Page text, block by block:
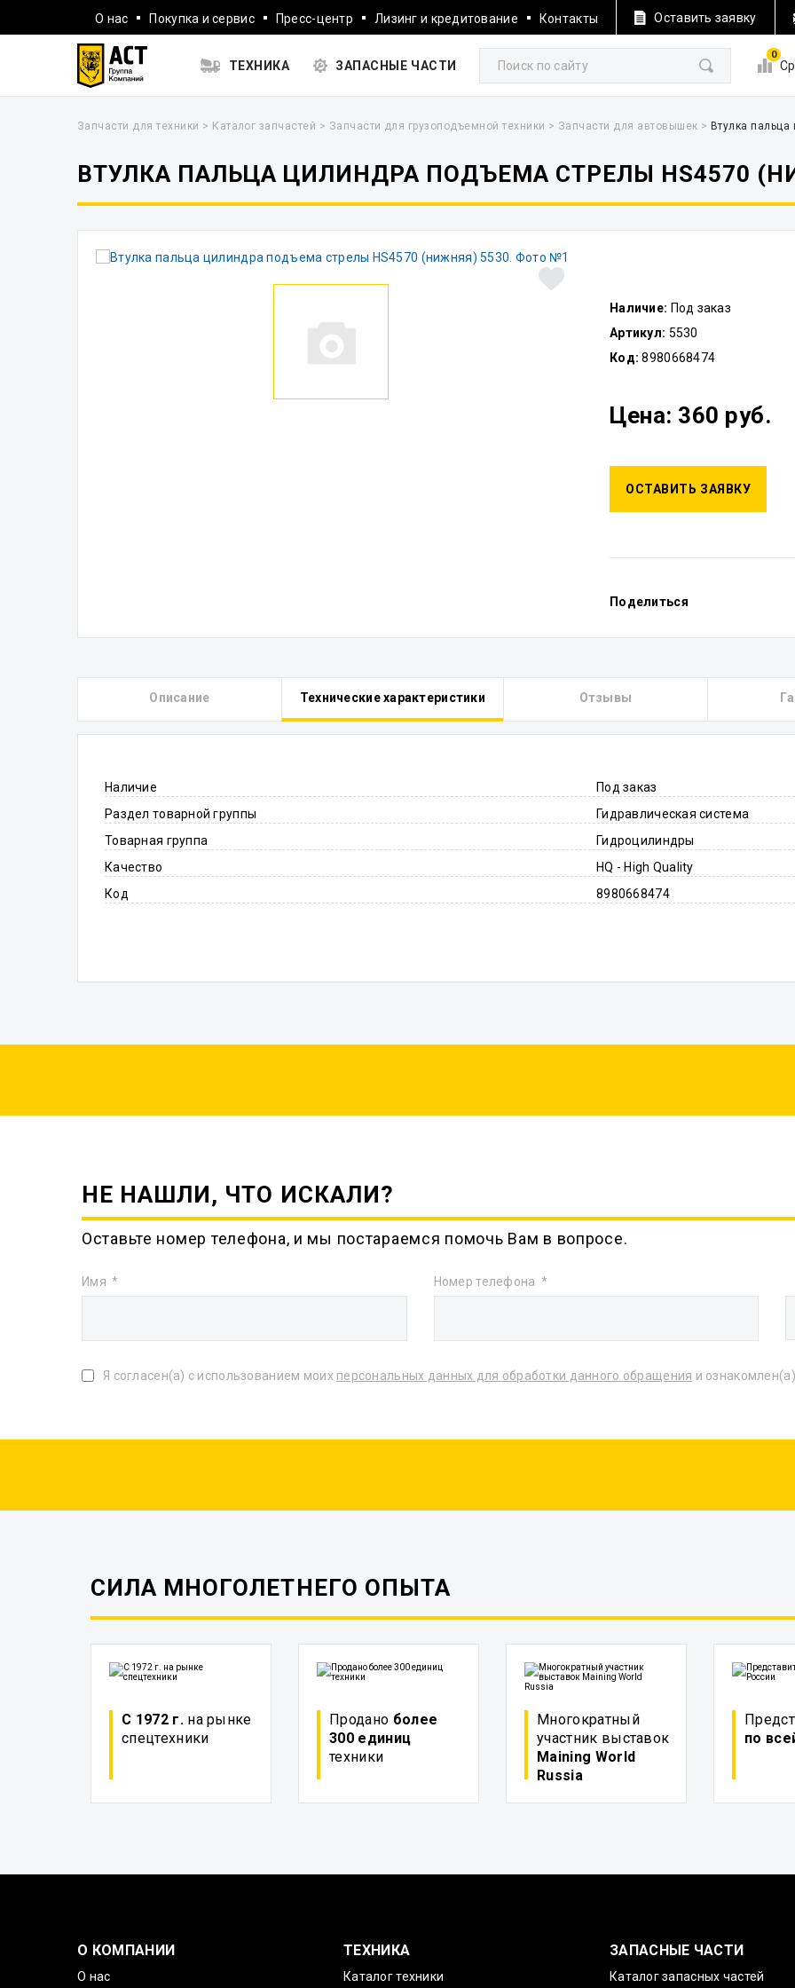
О нас Покупка и сервис Пресс-центр Лизинг и кредитование Контакты Оставить заявку
ТЕХНИКА ЗАПАСНЫЕ ЧАСТИ
0
Запчасти для техники > Каталог запчастей > Запчасти для грузоподъемной техники > Запчасти для автовышек > Втулка
ВТУЛКА ПАЛЬЦА ЦИЛИНДРА ПОДЪЕМА СТРЕЛЫ HS4570
Наличие: Под заказ
Артикул: 5530
Код: 8980668474
Цена: 360 руб.
ОСТАВИТЬ ЗАЯВКУ
Поделиться
Описание Технические характеристики Отзывы
Наличие
Под заказ
Раздел товарной группы
Гидравлическая система
Товарная группа
Гидроцилиндры
Качество
HQ - High Quality
Код
8980668474
НЕ НАШЛИ, ЧТО ИСКАЛИ?
Оставьте номер телефона, и мы постараемся помочь Вам в вопросе.
Имя Номер телефона
Я согласен(а) с использованием моих персональных данных для обработки данного обращения и
СИЛА МНОГОЛЕТНЕГО ОПЫТА
С 1972 г.на рынке
спецтехники
Продано более
300 единиц
техники
Многократный
участник выставок
Maining World
Russia
по
О КОМПАНИИ
О нас
ТЕХНИКА
Каталог техники
ЗАПАСНЫЕ ЧАСТИ
Каталог запасных частей